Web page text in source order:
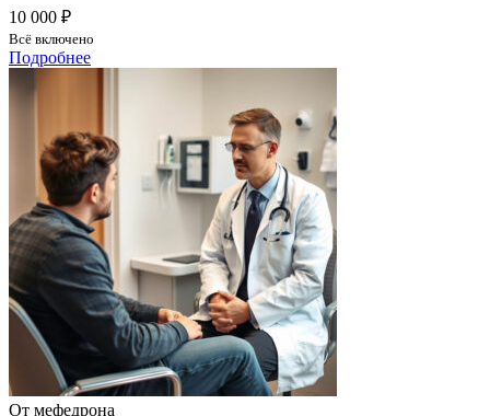
10 000 ₽
Всё включено
Подробнее
От мефедрона